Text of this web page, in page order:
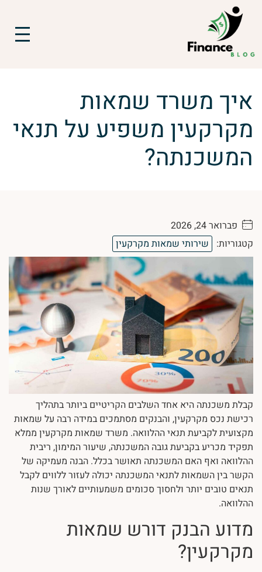
איך משרד שמאות
מקרקעין משפיע על תנאי
המשכנתה?
פברואר 24, 2026
קטגוריות:
שירותי שמאות מקרקעין
קבלת משכנתה היא אחד השלבים הקריטיים ביותר בתהליך
רכישת נכס מקרקעין, והבנקים מסתמכים במידה רבה על שמאות
מקצועית לקביעת תנאי ההלוואה. משרד שמאות מקרקעין ממלא
תפקיד מכריע בקביעת גובה המשכנתה, שיעור המימון, ריבית
ההלוואה ואף האם המשכנתה תאושר בכלל. הבנה מעמיקה של
הקשר בין השמאות לתנאי המשכנתה יכולה לעזור ללווים לקבל
תנאים טובים יותר ולחסוך סכומים משמעותיים לאורך שנות
ההלוואה.
מדוע הבנק דורש שמאות
מקרקעין?